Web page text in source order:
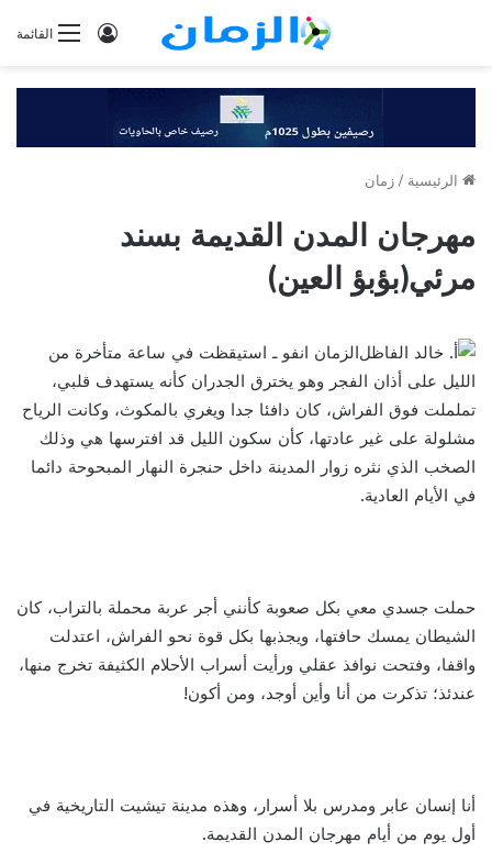
القائمةتسجيل
الرئيسية / زمان
مهرجان المدن القديمة بسند
مرئي(بؤبؤ العين)
الزمان انفو ـ استيقظت في ساعة متأخرة من
الليل على أذان الفجر وهو يخترق الجدران كأنه يستهدف قلبي،
تململت فوق الفراش، كان دافئا جدا ويغري بالمكوث، وكانت الرياح
مشلولة على غير عادتها، كأن سكون الليل قد افترسها هي وذلك
الصخب الذي نثره زوار المدينة داخل حنجرة النهار المبحوحة دائما
في الأيام العادية.
حملت جسدي معي بكل صعوبة كأنني أجر عربة محملة بالتراب، كان
الشيطان يمسك حافتها، ويجذبها بكل قوة نحو الفراش، اعتدلت
واقفا، وفتحت نوافذ عقلي ورأيت أسراب الأحلام الكثيفة تخرج منها،
عندئذ؛ تذكرت من أنا وأين أوجد، ومن أكون!
أنا إنسان عابر ومدرس بلا أسرار، وهذه مدينة تيشيت التاريخية في
أول يوم من أيام مهرجان المدن القديمة.